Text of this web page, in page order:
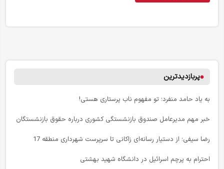
پربازدیدترین
به یاد حامد منفرد؛ تو مفهوم ناب پرستاری هستی!
خبر مهم مدیرعامل صندوق بازنشستگی کشوری درباره حقوق بازنشستگان
رضا سیفی؛ از دستیار رسانه‌ای زاکانی تا سرپرست شهرداری منطقه 17
احترام به پرچم اسرائیل در دانشگاه شهید بهشتی